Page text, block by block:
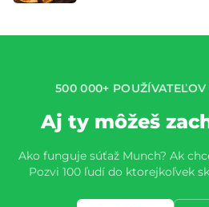
500 000+
Aj ty môžeš
Ako funguje súťaž Munch? Ak
Pozvi 100 ľudí do ktorejkoľvek